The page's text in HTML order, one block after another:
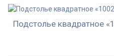
Подстолье квадратное